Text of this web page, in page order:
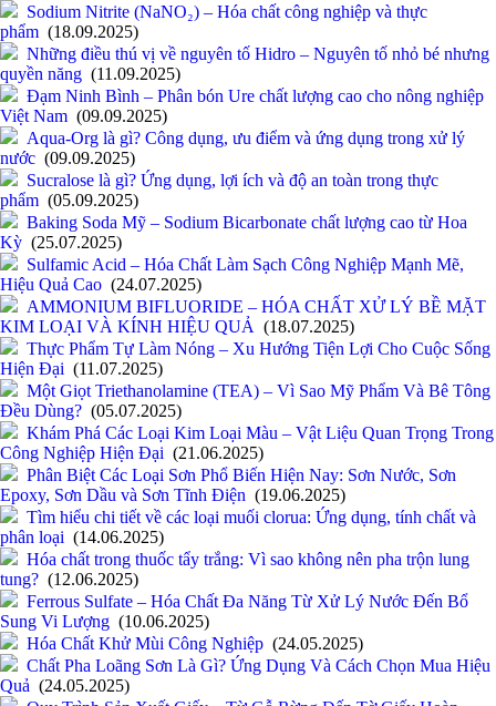
Sodium Nitrite (NaNO₂) – Hóa chất công nghiệp và thực
phẩm (18.09.2025)
Những điều thú vị về nguyên tố Hidro – Nguyên tố nhỏ bé nhưng
quyền năng (11.09.2025)
Đạm Ninh Bình – Phân bón Ure chất lượng cao cho nông nghiệp
Việt Nam (09.09.2025)
Aqua-Org là gì? Công dụng, ưu điểm và ứng dụng trong xử lý
nước (09.09.2025)
Sucralose là gì? Ứng dụng, lợi ích và độ an toàn trong thực
phẩm (05.09.2025)
Baking Soda Mỹ – Sodium Bicarbonate chất lượng cao từ Hoa
Kỳ (25.07.2025)
Sulfamic Acid – Hóa Chất Làm Sạch Công Nghiệp Mạnh Mẽ,
Hiệu Quả Cao (24.07.2025)
AMMONIUM BIFLUORIDE – HÓA CHẤT XỬ LÝ BỀ MẶT
KIM LOẠI VÀ KÍNH HIỆU QUẢ (18.07.2025)
Thực Phẩm Tự Làm Nóng – Xu Hướng Tiện Lợi Cho Cuộc Sống
Hiện Đại (11.07.2025)
Một Giọt Triethanolamine (TEA) – Vì Sao Mỹ Phẩm Và Bê Tông
Đều Dùng? (05.07.2025)
Khám Phá Các Loại Kim Loại Màu – Vật Liệu Quan Trọng Trong
Công Nghiệp Hiện Đại (21.06.2025)
Phân Biệt Các Loại Sơn Phổ Biến Hiện Nay: Sơn Nước, Sơn
Epoxy, Sơn Dầu và Sơn Tĩnh Điện (19.06.2025)
Tìm hiểu chi tiết về các loại muối clorua: Ứng dụng, tính chất và
phân loại (14.06.2025)
Hóa chất trong thuốc tẩy trắng: Vì sao không nên pha trộn lung
tung? (12.06.2025)
Ferrous Sulfate – Hóa Chất Đa Năng Từ Xử Lý Nước Đến Bổ
Sung Vi Lượng (10.06.2025)
Hóa Chất Khử Mùi Công Nghiệp (24.05.2025)
Chất Pha Loãng Sơn Là Gì? Ứng Dụng Và Cách Chọn Mua Hiệu
Quả (24.05.2025)